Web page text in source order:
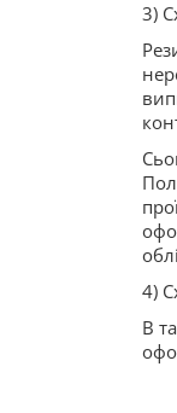
3)
4)
В